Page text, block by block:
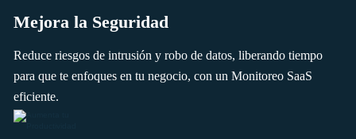
Mejora la Seguridad
Reduce riesgos de intrusión y robo de datos, liberando tiempo
para que te enfoques en tu negocio, con un Monitoreo SaaS
eficiente.